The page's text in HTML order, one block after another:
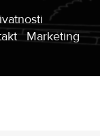
Marketing